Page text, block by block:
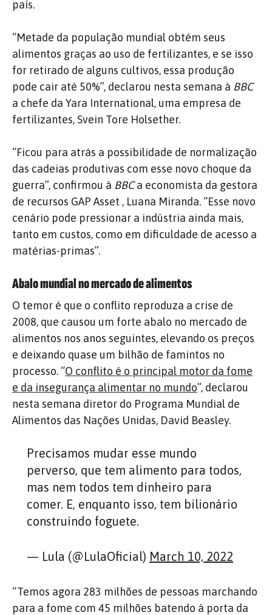
país.
“Metade da população mundial obtém seus
alimentos graças ao uso de fertilizantes, e se isso
for retirado de alguns cultivos, essa produção
pode cair até 50%”, declarou nesta semana à BBC
a chefe da Yara International, uma empresa de
fertilizantes, Svein Tore Holsether.
“Ficou para atrás a possibilidade de normalização
das cadeias produtivas com esse novo choque da
guerra”, confirmou à BBCa economista da gestora
de recursos GAP Asset , Luana Miranda. “Esse novo
cenário pode pressionar a indústria ainda mais,
tanto em custos, como em dificuldade de acesso a
matérias-primas”.
Abalo mundial no mercado de alimentos
O temor é que o conflito reproduza a crise de
2008, que causou um forte abalo no mercado de
alimentos nos anos seguintes, elevando os preços
e deixando quase um bilhão de famintos no
processo. “O conflito é o principal motor da fome
e da insegurança alimentar no mundo”, declarou
nesta semana diretor do Programa Mundial de
Alimentos das Nações Unidas, David Beasley.
Precisamos mudar esse mundo
perverso, que tem alimento para todos,
mas nem todos tem dinheiro para
comer. E, enquanto isso, tem bilionário
construindo foguete.
— Lula (@LulaOficial) March 10, 2022
“Temos agora 283 milhões de pessoas marchando
para a fome com 45 milhões batendo à porta da